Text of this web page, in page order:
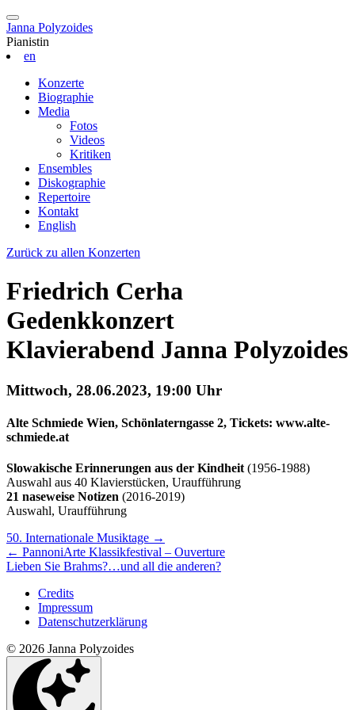
Janna Polyzoides
Pianistin
en
Konzerte
Biographie
Media
Fotos
Videos
Kritiken
Ensembles
Diskographie
Repertoire
Kontakt
English
Zurück zu allen Konzerten
Friedrich Cerha
Gedenkkonzert
Klavierabend Janna Polyzoides
Mittwoch, 28.06.2023, 19:00 Uhr
Alte Schmiede Wien, Schönlaterngasse 2, Tickets: www.alte-
schmiede.at
Slowakische Erinnerungen aus der Kindheit(1956-1988)
Auswahl aus 40 Klavierstücken, Uraufführung
21 naseweise Notizen (2016-2019)
Auswahl, Uraufführung
Nächstes/Vorheriges
Konzert
50. Internationale Musiktage →
← PannoniArte Klassikfestival – Ouverture
Lieben Sie Brahms?…und all die anderen?
Credits
Impressum
Datenschutzerklärung
© 2026 Janna Polyzoides